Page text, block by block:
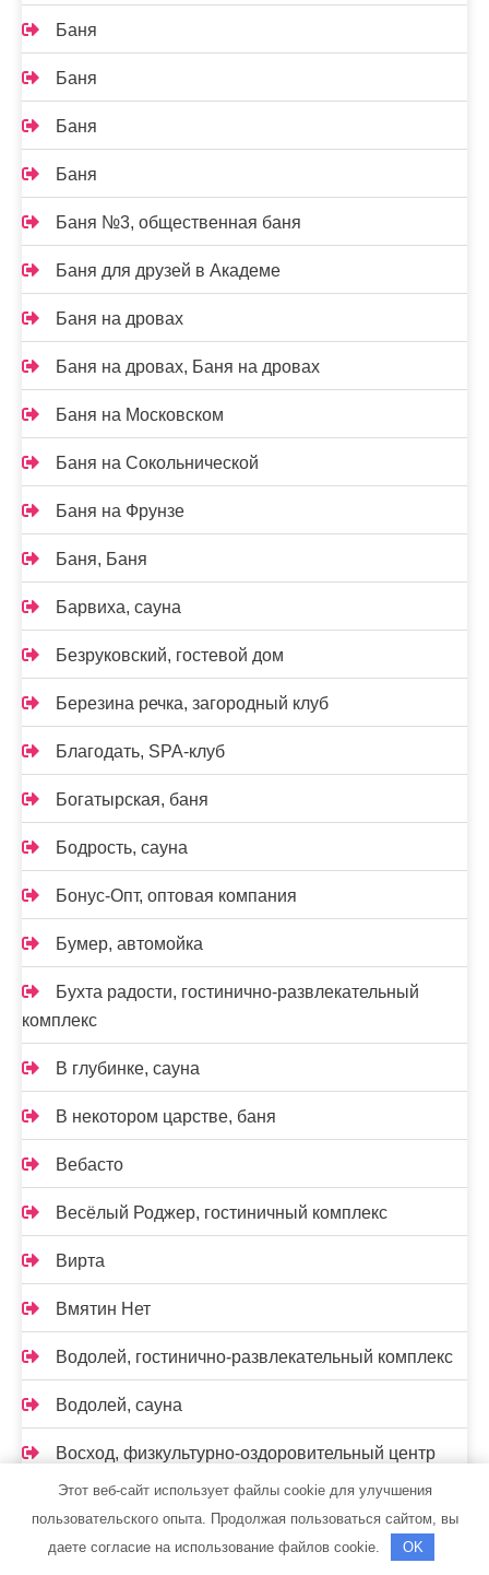
Баня
Баня
Баня
Баня
Баня №3, общественная баня
Баня для друзей в Академе
Баня на дровах
Баня на дровах, Баня на дровах
Баня на Московском
Баня на Сокольнической
Баня на Фрунзе
Баня, Баня
Барвиха, сауна
Безруковский, гостевой дом
Березина речка, загородный клуб
Благодать, SPA-клуб
Богатырская, баня
Бодрость, сауна
Бонус-Опт, оптовая компания
Бумер, автомойка
Бухта радости, гостинично-развлекательный
комплекс
В глубинке, сауна
В некотором царстве, баня
Вебасто
Весёлый Роджер, гостиничный комплекс
Вирта
Вмятин Нет
Водолей, гостинично-развлекательный комплекс
Водолей, сауна
Восход, физкультурно-оздоровительный центр
Все товары по 39
Всероссийское общество автомобилистов
Этот веб-сайт использует файлы cookie для улучшения
пользовательского опыта. Продолжая пользоваться сайтом, вы
даете согласие на использование файлов cookie.
OK